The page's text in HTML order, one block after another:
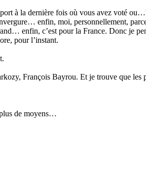
à la dernière fois où vous avez voté
enfin, moi, personnellement,
enfin, c’est pour la France. Donc je
pour l’instant.
François Bayrou. Et je trouve que les
de moyens…